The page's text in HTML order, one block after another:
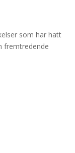
som har hatt
fremtredende